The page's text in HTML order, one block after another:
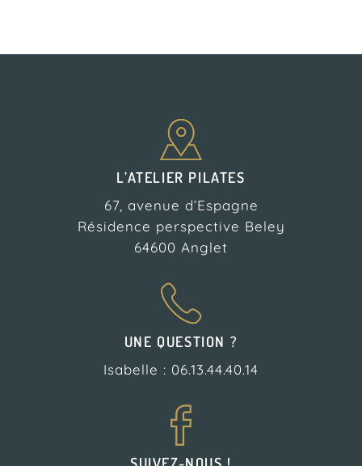
L’ATELIER PILATES
67, avenue d’Espagne
Résidence perspective Beley
64600 Anglet
UNE QUESTION ?
Isabelle : 06.13.44.40.14